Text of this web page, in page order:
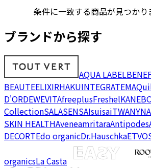
条件に一致する商品が見つかり
ブランドから探す
AQUA LABEL
BEAUTEELIXIRHAKUINTEGRATE
D'ORDEWEVITAfreeplusFreshel
CollectionSALASENSAIsuisaiTWANY
SKIN HEALTHAveneamritaraAntipodes
DECORTEdo organicDr.Hauschka
organicsLa Casta